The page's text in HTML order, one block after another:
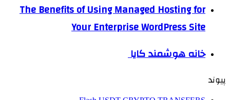
The Benefits of Using Managed Hosting for
Your Enterprise WordPress Site
خانه هوشمند کایا
پیوند